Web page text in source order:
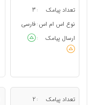
تعداد پیامک :
3
نوع اس ام اس : فارسی
ارسال پیامک
:
تعداد پیامک :
2